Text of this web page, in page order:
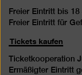
Freier Eintritt bis 18
Freier Eintritt für
Tickets kaufen
Ticketkooperation
Ermäßigter Eintritt